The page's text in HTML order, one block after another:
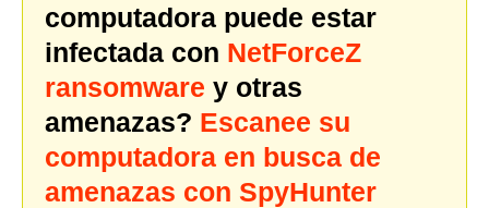
computadora puede estar
infectada con NetForceZ
ransomware y otras
amenazas? Escanee su
computadora en busca de
amenazas con SpyHunter